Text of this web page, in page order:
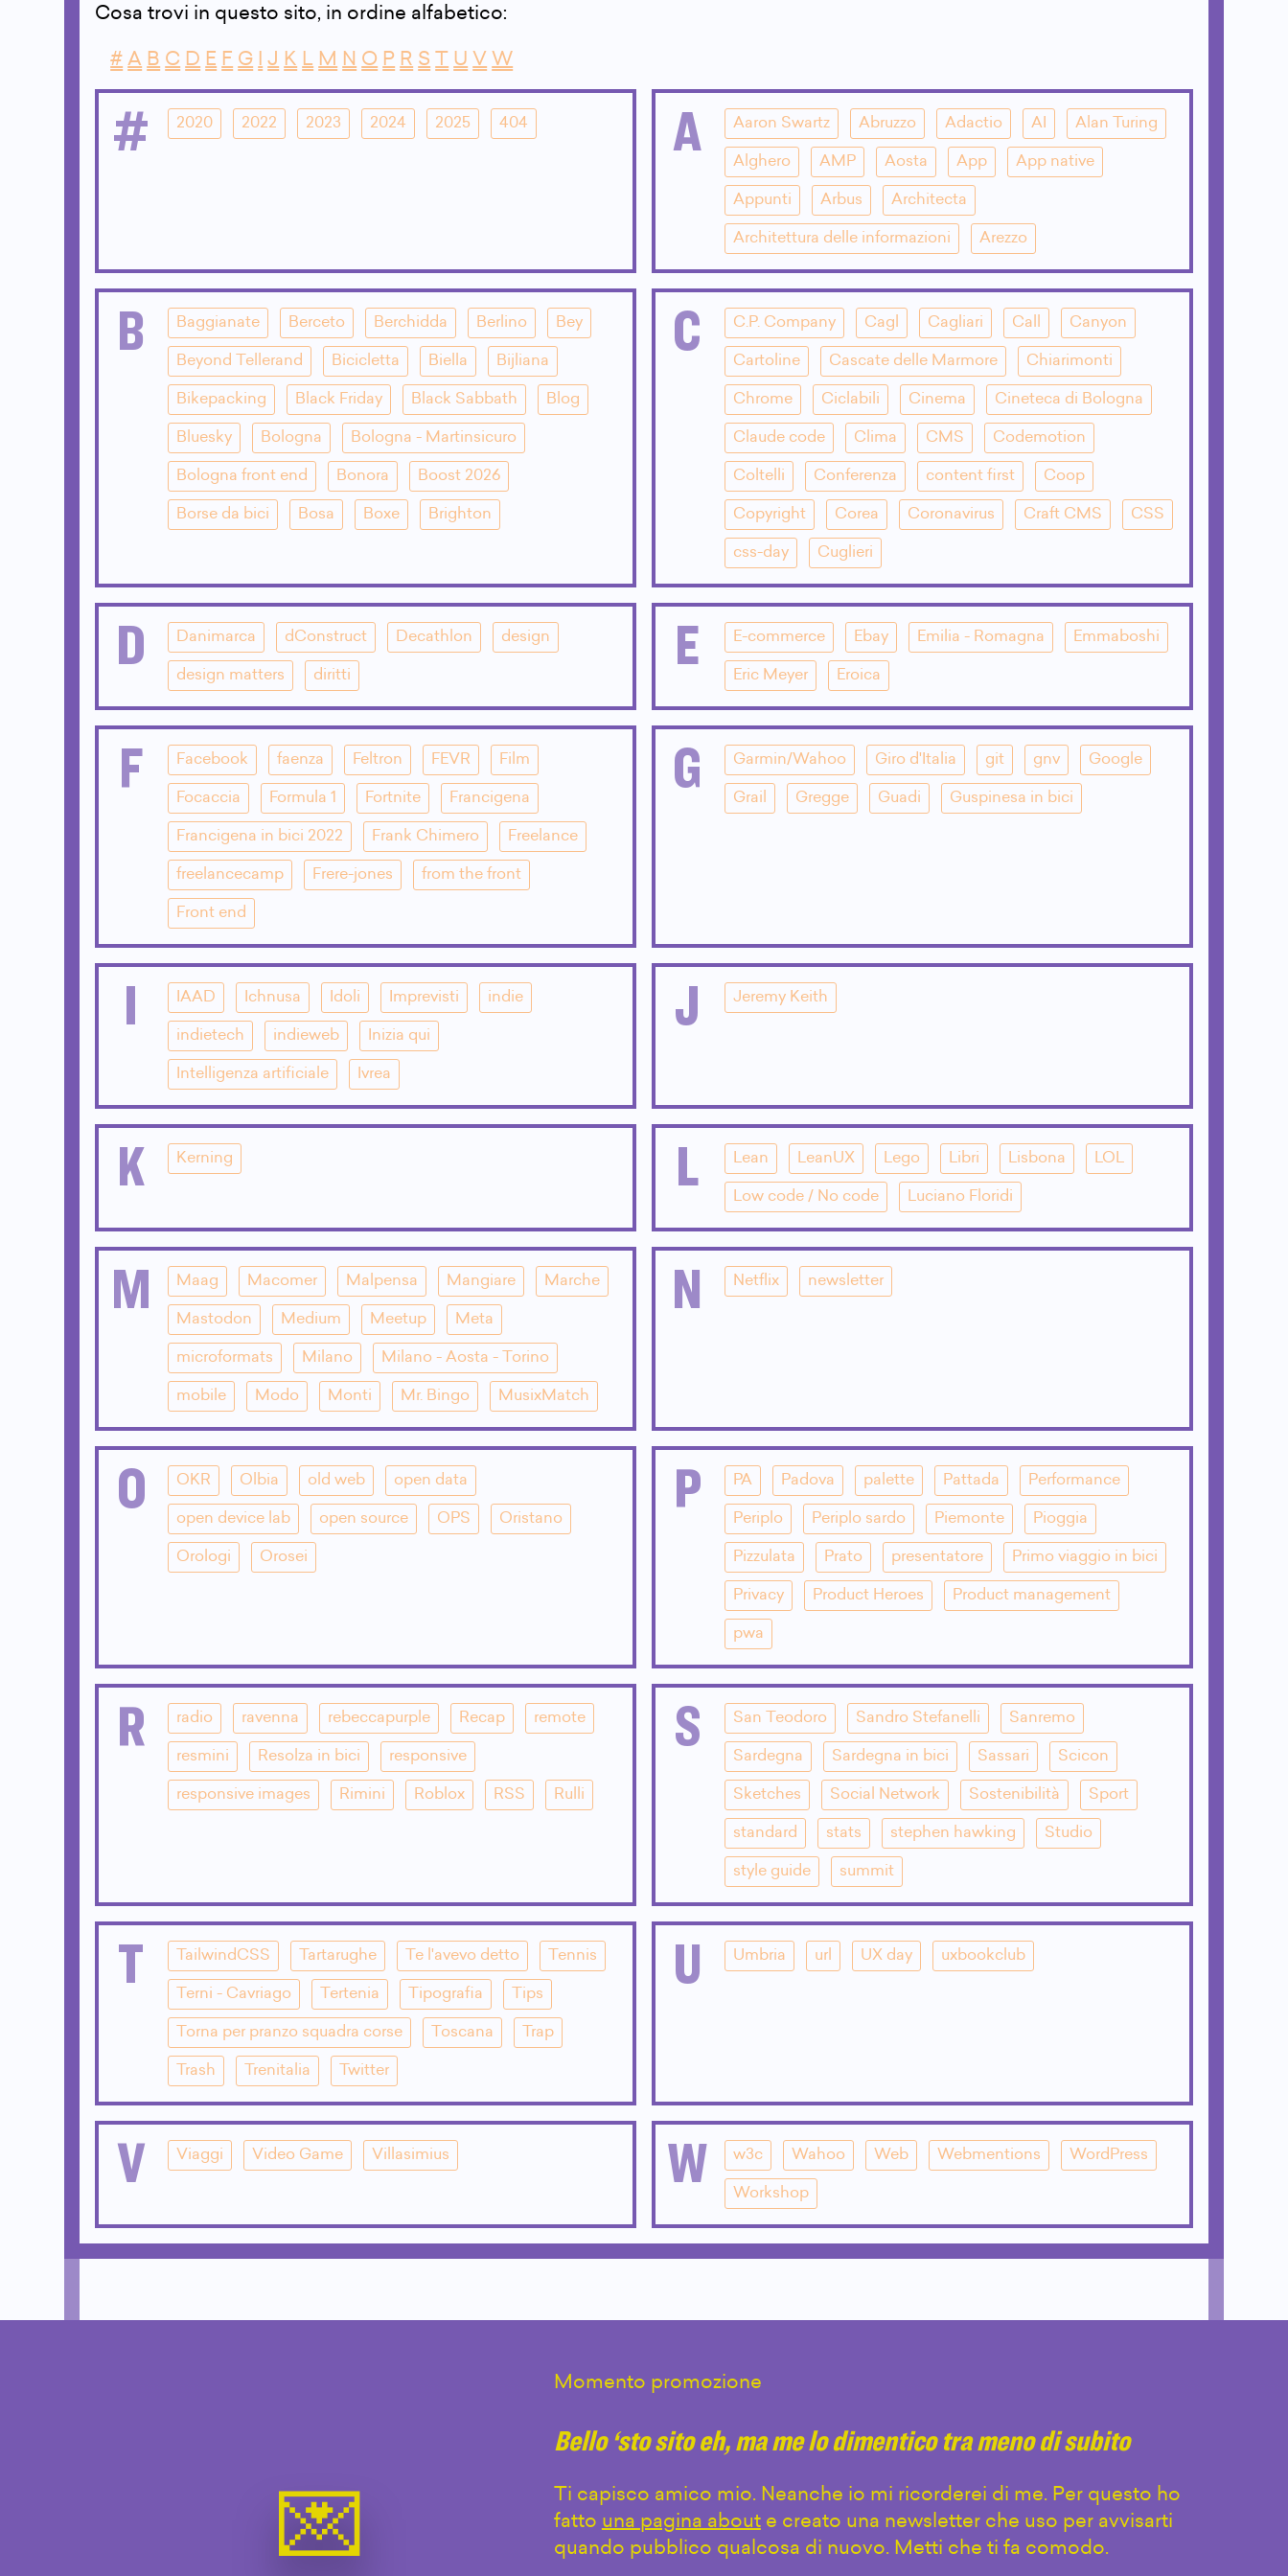
Cosa trovi in questo sito, in ordine alfabetico:
# A B C D E F G J K L M N O P R S U V W
# 2020 2022 2023 2024 2025 404 A Aaron Swartz Abruzzo Adactio AI Alan Turing
Alghero AMP Aosta App App native
Appunti Arbus Architecta
Architettura delle informazioni Arezzo
B Baggianate Berceto Berchidda Berlino Bey
Beyond Tellerand Bicicletta Biella Bijliana
Bikepacking Black Friday Black Sabbath Blog
Bluesky Bologna Bologna - Martinsicuro
Bologna front end Bonora Boost 2026
Borse da bici Bosa Boxe Brighton
C C.P. Company Cagl Cagliari Call Canyon
Cartoline Cascate delle Marmore Chiarimonti
Chrome Ciclabili Cinema Cineteca di Bologna
Claude code Clima CMS Codemotion
Coltelli Conferenza content first Coop
Copyright Corea Coronavirus Craft CMS CSS
css-day Cuglieri
D Danimarca dConstruct Decathlon design
design matters diritti E E-commerce Ebay Emilia - Romagna Emmaboshi
Eric Meyer Eroica
F Facebook faenza Feltron FEVR Film
Focaccia Formula 1 Fortnite Francigena
Francigena in bici 2022 Frank Chimero Freelance
freelancecamp Frere-jones from the front
Front end
G Garmin/Wahoo Giro d'Italia git gnv Google
Grail Gregge Guadi Guspinesa in bici
I IAAD Ichnusa Idoli Imprevisti indie
indietech indieweb Inizia qui
Intelligenza artificiale Ivrea
J Jeremy Keith
K Kerning L Lean LeanUX Lego Libri Lisbona LOL
Low code / No code Luciano Floridi
M Maag Macomer Malpensa Mangiare Marche
Mastodon Medium Meetup Meta
microformats Milano Milano - Aosta - Torino
mobile Modo Monti Mr. Bingo MusixMatch
N Netflix newsletter
O OKR Olbia old web open data
open device lab open source OPS Oristano
Orologi Orosei
P PA Padova palette Pattada Performance
Periplo Periplo sardo Piemonte Pioggia
Pizzulata Prato presentatore Primo viaggio in bici
Privacy Product Heroes Product management
pwa
R radio ravenna rebeccapurple Recap remote
resmini Resolza in bici responsive
responsive images Rimini Roblox RSS Rulli
S San Teodoro Sandro Stefanelli Sanremo
Sardegna Sardegna in bici Sassari Scicon
Sketches Social Network Sostenibilità Sport
standard stats stephen hawking Studio
style guide summit
T TailwindCSS Tartarughe Te l'avevo detto Tennis
Terni - Cavriago Tertenia Tipografia Tips
Torna per pranzo squadra corse Toscana Trap
Trash Trenitalia Twitter
U Umbria url UX day uxbookclub
V Viaggi Video Game Villasimius W w3c Wahoo Web Webmentions WordPress
Workshop
Momento promozione
Bello ‘sto sito eh, ma me lo dimentico tra meno di subito
Ti capisco amico mio. Neanche io mi ricorderei di me. Per questo ho
fatto una pagina aboute creato una newsletter che uso per avvisarti
quando pubblico qualcosa di nuovo. Metti che ti fa comodo.